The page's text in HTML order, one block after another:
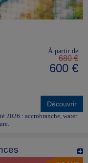
À partir de
680 €
600 €
Découvrir
2026 : accrobranche, water